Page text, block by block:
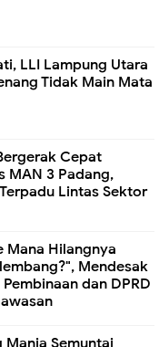
LLI Lampung Utara
Tidak Main Mata
Cepat
MAN 3 Padang,
Lintas Sektor
Mana Hilangnya
Mendesak
dan DPRD
Mania Semuntai